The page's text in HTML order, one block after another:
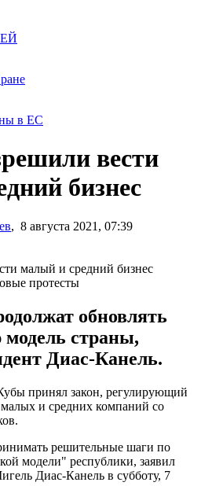
в ЕС
вести
бизнес
, 8 августа 2021, 07:39
протесты
обновлять
страны,
Диас-Канель.
принял закон, регулирующий
малых и средних компаний со
решительные шаги по
модели" республики, заявил
Диас-Канель в субботу, 7